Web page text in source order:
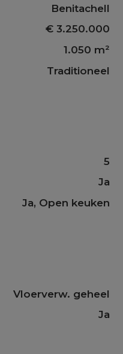
Benitachell
€ 3.250.000
1.050 m²
Traditioneel
5
Ja
Ja, Open keuken
Vloerverw. geheel
Ja